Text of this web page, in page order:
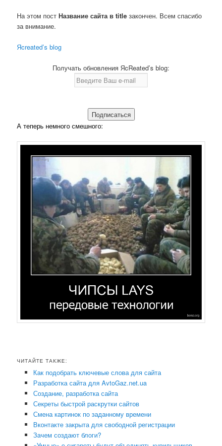
На этом постНазвание сайта в titleзакончен. Всем спасибо
за внимание.
Яcreated’s blog
Получать обновления ЯcReated’s blog:
А теперь немного смешного:
ЧИТАЙТЕ ТАКЖЕ:
Как подобрать ключевые слова для сайта
Разработка сайта для AvtoGaz.net.ua
Создание, разработка сайта
Секреты быстрой раскрутки сайтов
Смена картинок по заданному времени
Вконтакте закрыта для свободной регистрации
Зачем создают блоги?